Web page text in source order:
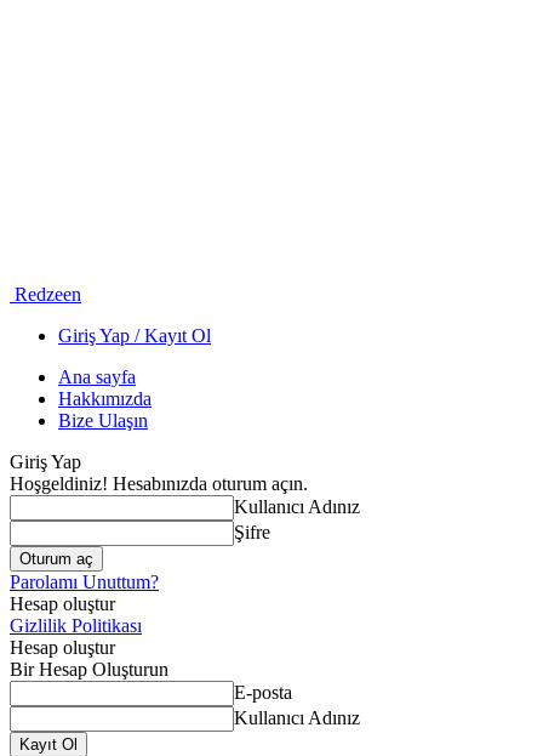
Redzeen
Giriş Yap / Kayıt Ol
Ana sayfa
Hakkımızda
Bize Ulaşın
Giriş Yap
Hoşgeldiniz! Hesabınızda oturum açın.
Kullanıcı Adınız
Şifre
Parolamı Unuttum?
Hesap oluştur
Gizlilik Politikası
Hesap oluştur
Bir Hesap Oluşturun
E-posta
Kullanıcı Adınız